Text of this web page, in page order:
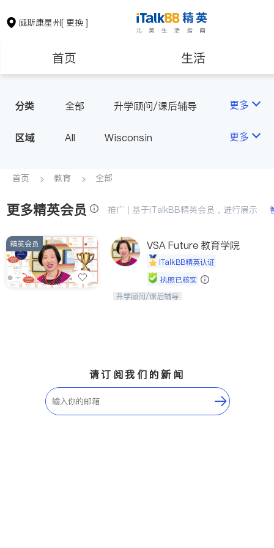
威斯康星州[ 更换 ]
首页 生活
房地产租售
教育
非盈利组织
分类 全部 升学顾问/课后辅导 更多
区域 All Wisconsin 更多
首页 教育 全部
更多精英会员 推广 | 基于iTalkBB精英会员，进行展示
精英会员 VSA Future 教育学院
iTalkBB精英认证
执照已核实
孩子美好的未来始于早期能力的培养，
升学顾问/课后辅导
请订阅我们的新闻